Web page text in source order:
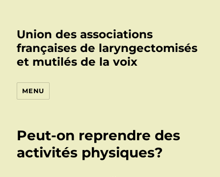
Union des associations
françaises de laryngectomisés
et mutilés de la voix
MENU
Peut-on reprendre des
activités physiques?